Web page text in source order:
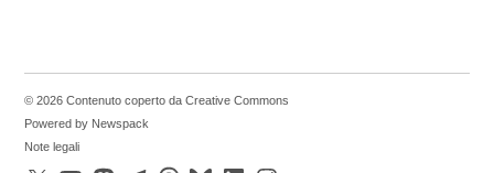
© 2026 Contenuto coperto da Creative Commons
Powered by Newspack
Note legali